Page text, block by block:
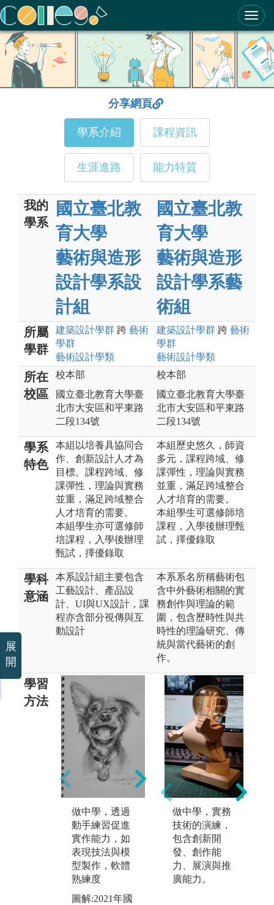
ColleGo! 大學選才與高中育才輔助系統
分享網頁
學系介紹 課程資訊
生涯進路 能力特質
我的
學系
國立臺北教
育大學
藝術與造形
設計學系設
計組
國立臺北教
育大學
藝術與造形
設計學系藝
術組
所屬
學群
建築設計學群 跨 藝術
學群
藝術設計學類
建築設計學群 跨 藝術
學群
藝術設計學類
所在
校區
校本部
國立臺北教育大學臺
北市大安區和平東路
二段134號
校本部
國立臺北教育大學臺
北市大安區和平東路
二段134號
學系
特色
本組以培養具協同合
作、創新設計人才為
目標。課程跨域、修
課彈性，理論與實務
並重，滿足跨域整合
人才培育的需要。
本組學生亦可選修師
培課程，入學後辦理
甄試，擇優錄取
本組歷史悠久，師資
多元，課程跨域、修
課彈性，理論與實務
並重，滿足跨域整合
人才培育的需要。
本組學生可選修師培
課程，入學後辦理甄
試，擇優錄取
學科
意涵
本系設計組主要包含
工藝設計、產品設
計、UI與UX設計，課
程亦含部分視傳與互
動設計
本系系名所稱藝術包
含中外藝術相關的實
務創作與理論的範
圍，包含歷時性與共
時性的理論研究、傳
統與當代藝術的創
作。
學習
方法
做中學，透過
動手練習促進
實作能力，如
表現技法與模
型製作，軟體
熟練度
圖解:2021年國
閱讀、討論與
發表：專題總
整課程，不論
是個人或者tea
mwork，經常
使用到文本閱
讀、討論以及
作品成果發
表，以提升互
動、分享能
做中學，實務
技術的演練，
包含創新開
發、創作能
力、展演與推
廣能力。
展
開